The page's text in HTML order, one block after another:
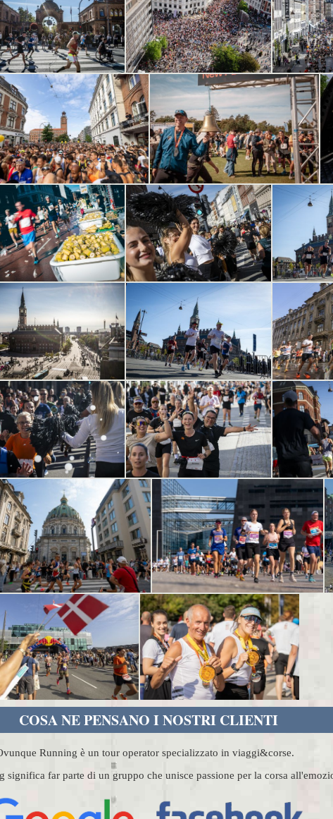
COSA NE PENSANO I NOSTRI CLIENTI
Running è un tour operator specializzato in viaggi&corse.
significa far parte di un gruppo che unisce passione per la corsa